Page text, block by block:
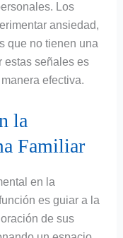
Los
ansiedad,
que no tienen una
estas señales es
efectiva.
la
Familiar
en la
es guiar a la
de sus